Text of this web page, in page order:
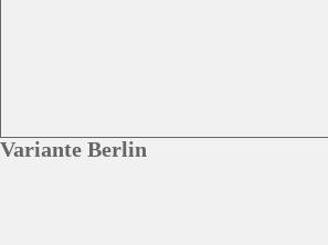
Variante Berlin